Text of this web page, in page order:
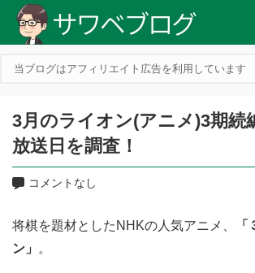
当ブログはアフィリエイト広告を利用しています
3月のライオン(アニメ)3期続
放送日を調査！
コメントなし
将棋を題材としたNHKの人気アニメ、
ン」
。